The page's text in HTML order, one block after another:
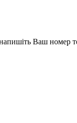
Ваш